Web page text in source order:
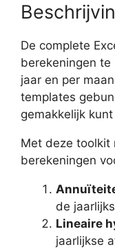
De complete
berekeningen te
jaar en per
templates
gemakkelijk
Met deze toolkit
berekeningen
de
Lineaire
jaarlijkse